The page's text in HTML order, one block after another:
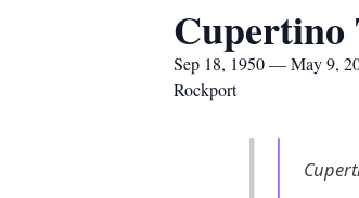
Cupertino
Sep 18, 1950 — May 9,
Rockport